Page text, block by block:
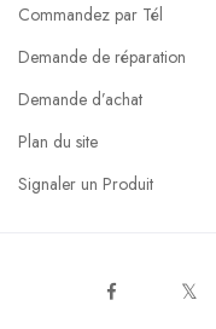
Commandez par Tél
Demande de réparation
Demande d’achat
Plan du site
Signaler un Produit